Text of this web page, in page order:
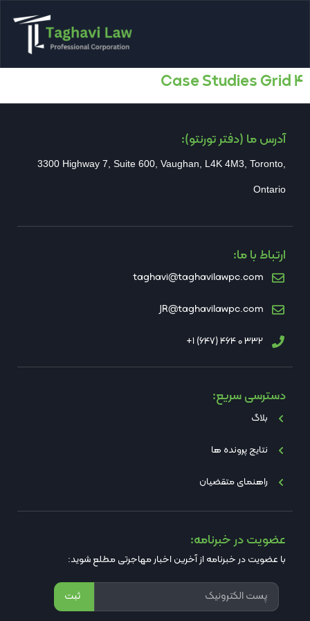
Case Studies Grid 4
آدرس ما (دفتر تورنتو):
3300 Highway 7, Suite 600, Vaughan, L4K 4M3, Toronto,
Ontario
ارتباط با ما:
taghavi@taghavilawpc.com
JR@taghavilawpc.com
332 0 464 (647) 1+
دسترسی سریع:
بلاگ
نتایج پرونده ها
راهنمای متقضیان
عضویت در خبرنامه:
با عضویت در خبرنامه از آخرین اخبار مهاجرتی مطلع شوید:
ثبت